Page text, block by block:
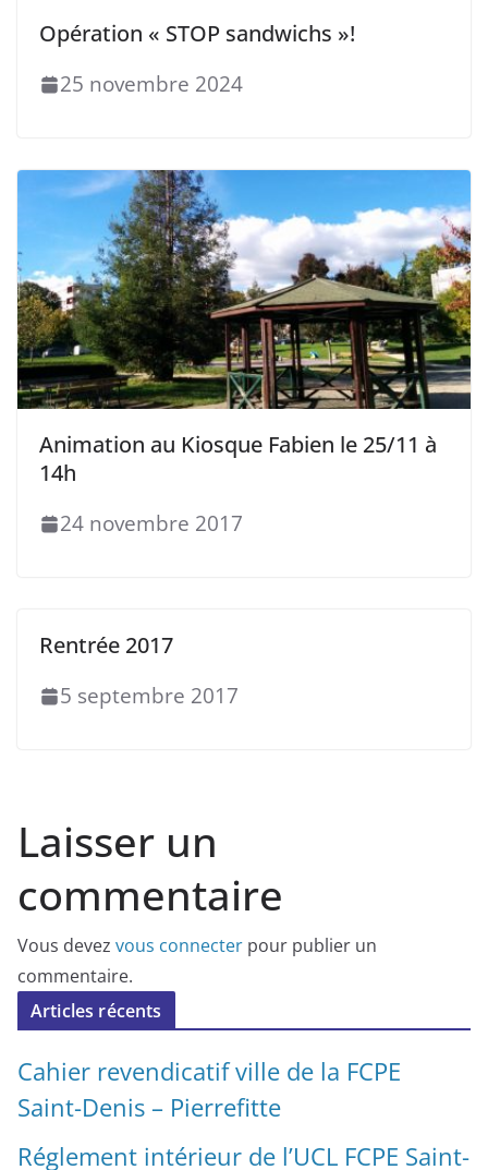
Opération « STOP sandwichs »!
25 novembre 2024
Animation au Kiosque Fabien le 25/11 à
14h
24 novembre 2017
Rentrée 2017
5 septembre 2017
Laisser un
commentaire
Vous devez vous connecter pour publier un
commentaire.
Articles récents
Cahier revendicatif ville de la FCPE
Saint-Denis – Pierrefitte
Réglement intérieur de l’UCL FCPE Saint-